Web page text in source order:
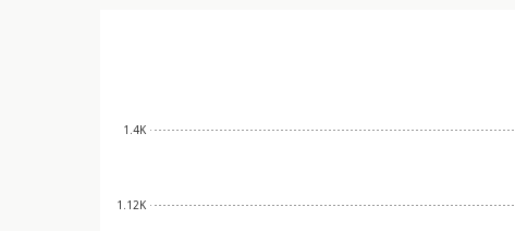
1.12K
1.4K